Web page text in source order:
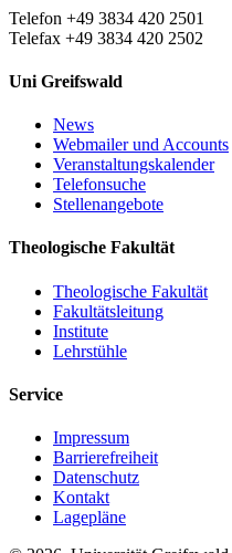
Telefon +49 3834 420 2501
Telefax +49 3834 420 2502
Uni Greifswald
News
Webmailer und Accounts
Veranstaltungskalender
Telefonsuche
Stellenangebote
Theologische Fakultät
Theologische Fakultät
Fakultätsleitung
Institute
Lehrstühle
Service
Impressum
Barrierefreiheit
Datenschutz
Kontakt
Lagepläne